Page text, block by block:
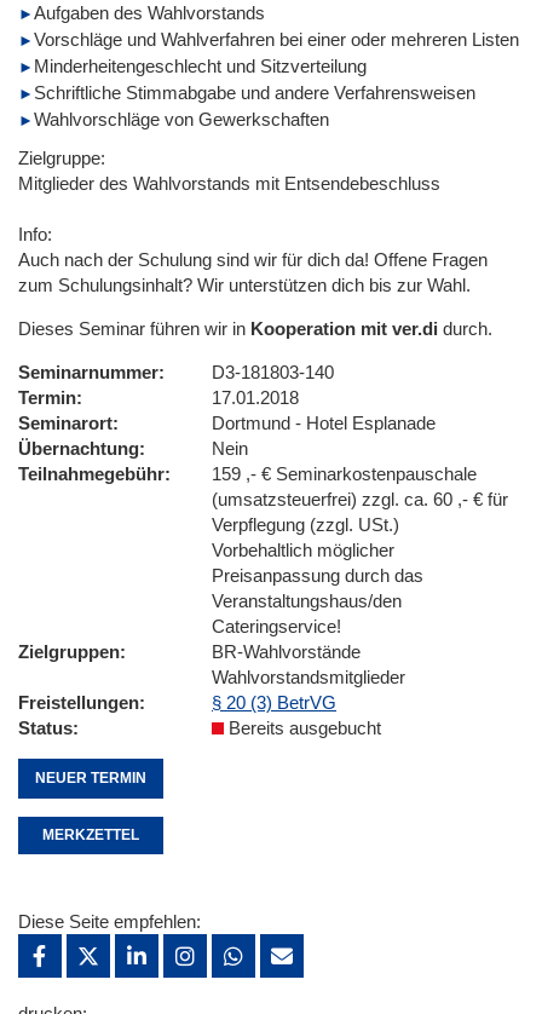
Aufgaben des Wahlvorstands
Vorschläge und Wahlverfahren bei einer oder mehreren Listen
Minderheitengeschlecht und Sitzverteilung
Schriftliche Stimmabgabe und andere Verfahrensweisen
Wahlvorschläge von Gewerkschaften
Zielgruppe:
Mitglieder des Wahlvorstands mit Entsendebeschluss
Info:
Auch nach der Schulung sind wir für dich da! Offene Fragen
zum Schulungsinhalt? Wir unterstützen dich bis zur Wahl.
Dieses Seminar führen wir in Kooperation mit ver.di durch.
Seminarnummer
D3-181803-140
Termin
17.01.2018
Seminarort
Dortmund - Hotel Esplanade
Übernachtung
Nein
Teilnahmegebühr
159 ,- € Seminarkostenpauschale
(umsatzsteuerfrei) zzgl. ca. 60 ,- € für
Verpflegung (zzgl. USt.)
Vorbehaltlich möglicher
Preisanpassung durch das
Veranstaltungshaus/den
Cateringservice!
Zielgruppen
BR-Wahlvorstände
Wahlvorstandsmitglieder
Freistellungen
§ 20 (3) BetrVG
Status
Bereits ausgebucht
NEUER TERMIN
MERKZETTEL
Diese Seite empfehlen: